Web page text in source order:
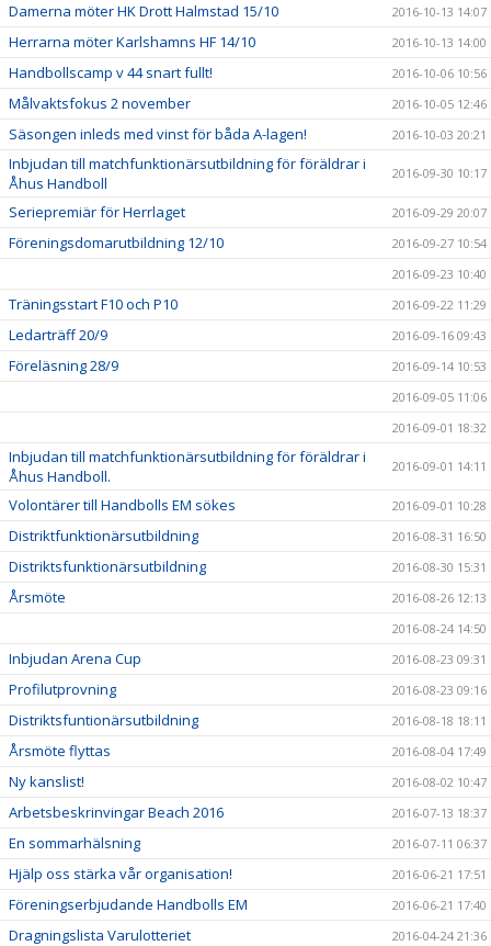
Damerna möter HK Drott Halmstad 15/10 2016-10-13 14:07
Herrarna möter Karlshamns HF 14/10 2016-10-13 14:00
Handbollscamp v 44 snart fullt! 2016-10-06 10:56
Målvaktsfokus 2 november 2016-10-05 12:46
Säsongen inleds med vinst för båda A-lagen! 2016-10-03 20:21
Inbjudan till matchfunktionärsutbildning för föräldrar i
Åhus Handboll
2016-09-30 10:17
Seriepremiär för Herrlaget 2016-09-29 20:07
Föreningsdomarutbildning 12/10
2016-09-27 10:54
2016-09-23 10:40
Träningsstart F10 och P10 2016-09-22 11:29
Ledarträff 20/9 2016-09-16 09:43
Föreläsning 28/9
2016-09-14 10:53
2016-09-05 11:06
2016-09-01 18:32
Inbjudan till matchfunktionärsutbildning för föräldrar i
Åhus Handboll.
2016-09-01 14:11
Volontärer till Handbolls EM sökes 2016-09-01 10:28
Distriktfunktionärsutbildning 2016-08-31 16:50
Distriktsfunktionärsutbildning 2016-08-30 15:31
Årsmöte
2016-08-26 12:13
2016-08-24 14:50
Inbjudan Arena Cup 2016-08-23 09:31
Profilutprovning 2016-08-23 09:16
Distriktsfuntionärsutbildning 2016-08-18 18:11
Årsmöte flyttas 2016-08-04 17:49
Ny kanslist! 2016-08-02 10:47
Arbetsbeskrinvingar Beach 2016 2016-07-13 18:37
En sommarhälsning 2016-07-11 06:37
Hjälp oss stärka vår organisation! 2016-06-21 17:51
Föreningserbjudande Handbolls EM 2016-06-21 17:40
Dragningslista Varulotteriet 2016-04-24 21:36